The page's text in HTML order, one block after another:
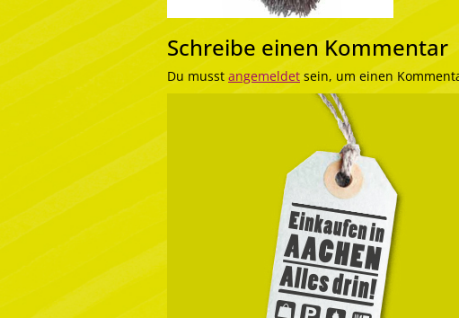
Schreibe einen Kommentar
Du musst angemeldetsein, um einen